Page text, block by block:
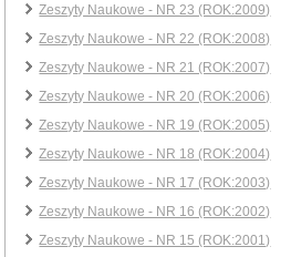
Zeszyty Naukowe - NR 23 (ROK:2009)
Zeszyty Naukowe - NR 22 (ROK:2008)
Zeszyty Naukowe - NR 21 (ROK:2007)
Zeszyty Naukowe - NR 20 (ROK:2006)
Zeszyty Naukowe - NR 19 (ROK:2005)
Zeszyty Naukowe - NR 18 (ROK:2004)
Zeszyty Naukowe - NR 17 (ROK:2003)
Zeszyty Naukowe - NR 16 (ROK:2002)
Zeszyty Naukowe - NR 15 (ROK:2001)